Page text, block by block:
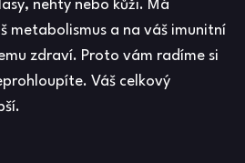
nehty nebo kůži. Má
metabolismus a na váš imunitní
zdraví. Proto vám radíme si
Váš celkový